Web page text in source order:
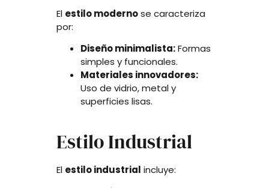
El estilo modernose caracteriza
por:
Diseño minimalista:Formas
simples y funcionales.
Materiales innovadores:
Uso de vidrio, metal y
superficies lisas.
El estilo industrial incluye:
Estilo Industrial